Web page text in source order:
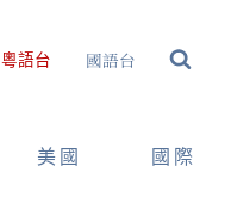
粵語台 國語台
美國 國際